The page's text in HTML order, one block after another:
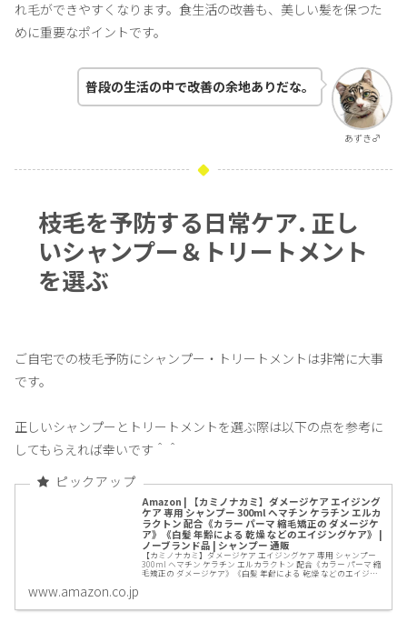
れ毛ができやすくなります。食生活の改善も、美しい髪を保つた
めに重要なポイントです。
あずき♂
普段の生活の中で改善の余地ありだな。
枝毛を予防する日常ケア. 正し
いシャンプー＆トリートメント
を選ぶ
ご自宅での枝毛予防にシャンプー・トリートメントは非常に大事
です。
正しいシャンプーとトリートメントを選ぶ際は以下の点を参考に
してもらえれば幸いです＾＾
Amazon | 【カミノナカミ】ダメージケア エイジング
ケア 専用 シャンプー 300ml ヘマチン ケラチン エルカ
ラクトン 配合《カラー パーマ 縮毛矯正の ダメージケ
ア》《白髪 年齢による 乾燥 などのエイジングケア》 |
ノーブランド品 | シャンプー 通販
【カミノナカミ】ダメージケア エイジングケア 専用 シャンプー
300ml ヘマチン ケラチン エルカラクトン 配合《カラー パーマ 縮
毛矯正の ダメージケア》《白髪 年齢による 乾燥 などのエイジン
www.amazon.co.jp